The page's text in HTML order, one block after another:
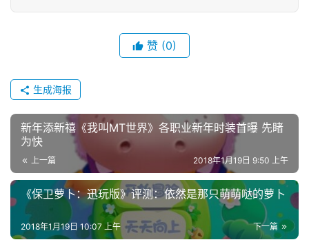
7
0
日
游
茶
对
接
会
赞 (0)
生成海报
新年添新禧《我叫MT世界》各职业新年时装首曝 先睹
为快
上一篇 2018年1月19日 9:50 上午
《保卫萝卜：迅玩版》评测：依然是那只萌萌哒的萝卜
下一篇
2018年1月19日 10:07 上午